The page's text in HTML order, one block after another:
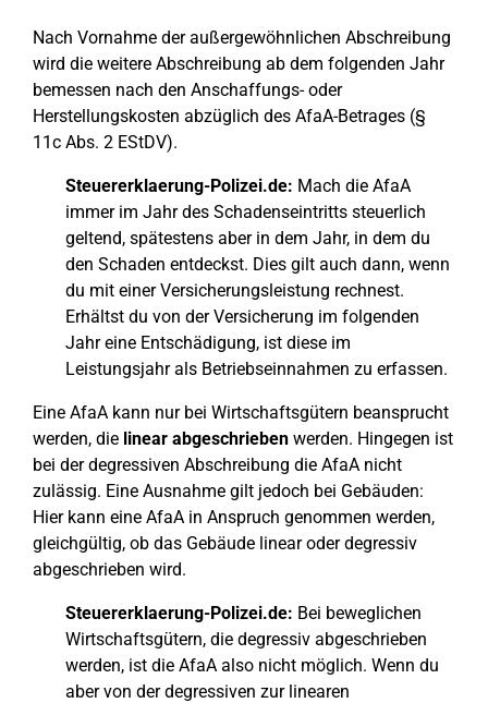
Nach Vornahme der außergewöhnlichen Abschreibung
wird die weitere Abschreibung ab dem folgenden Jahr
bemessen nach den Anschaffungs- oder
Herstellungskosten abzüglich des AfaA-Betrages (§
11c Abs. 2 EStDV).
Steuererklaerung-Polizei.de: Mach die AfaA
immer im Jahr des Schadenseintritts steuerlich
geltend, spätestens aber in dem Jahr, in dem du
den Schaden entdeckst. Dies gilt auch dann, wenn
du mit einer Versicherungsleistung rechnest.
Erhältst du von der Versicherung im folgenden
Jahr eine Entschädigung, ist diese im
Leistungsjahr als Betriebseinnahmen zu erfassen.
Eine AfaA kann nur bei Wirtschaftsgütern beansprucht
werden, die linear abgeschrieben werden. Hingegen ist
bei der degressiven Abschreibung die AfaA nicht
zulässig. Eine Ausnahme gilt jedoch bei Gebäuden:
Hier kann eine AfaA in Anspruch genommen werden,
gleichgültig, ob das Gebäude linear oder degressiv
abgeschrieben wird.
Steuererklaerung-Polizei.de: Bei beweglichen
Wirtschaftsgütern, die degressiv abgeschrieben
werden, ist die AfaA also nicht möglich. Wenn du
aber von der degressiven zur linearen